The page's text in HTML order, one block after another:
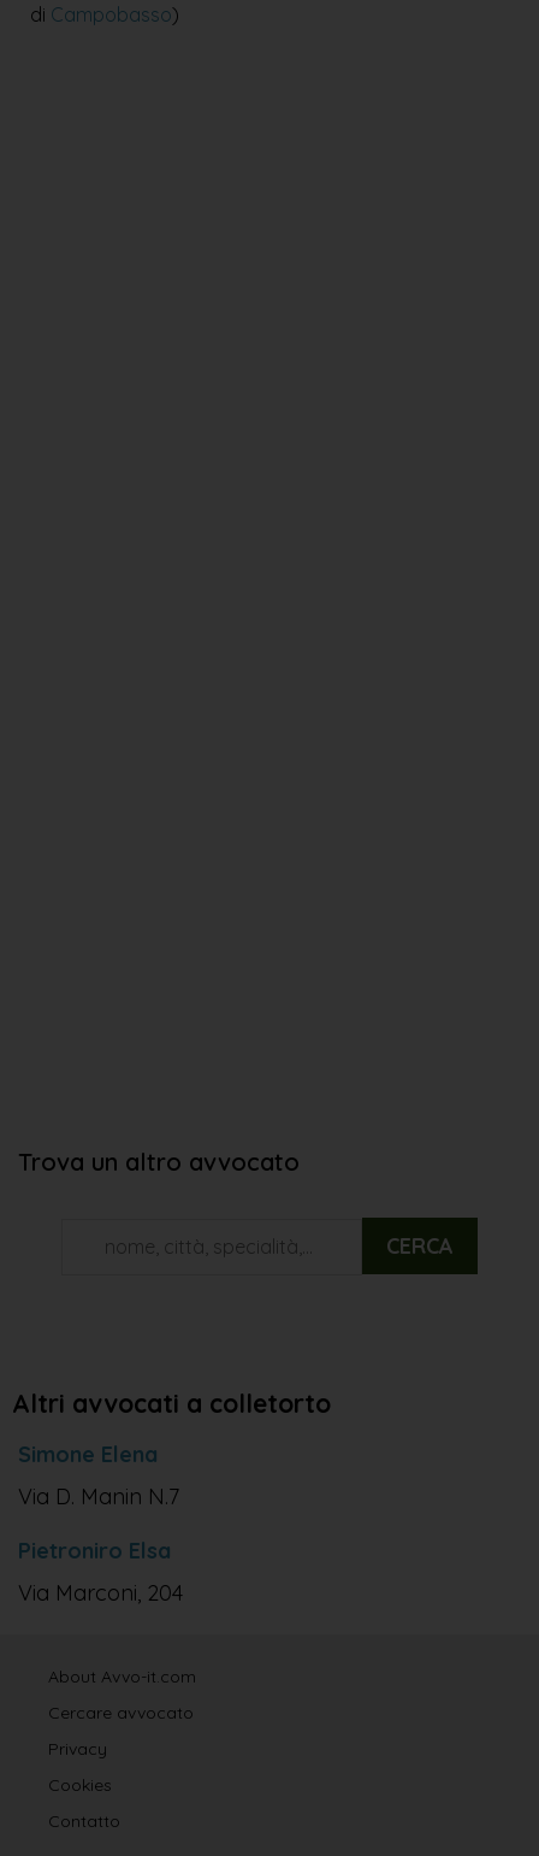
di Campobasso)
Trova un altro avvocato
CERCA
Altri avvocati a colletorto
Simone Elena
Via D. Manin N.7
Pietroniro Elsa
Via Marconi, 204
About Avvo-it.com
Cercare avvocato
Privacy
Cookies
Contatto